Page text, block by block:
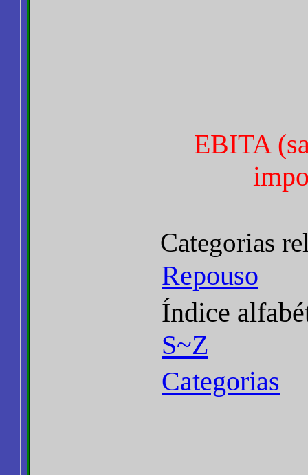
EBITA
Categorias
Repouso
Índice
S~Z
Categorias